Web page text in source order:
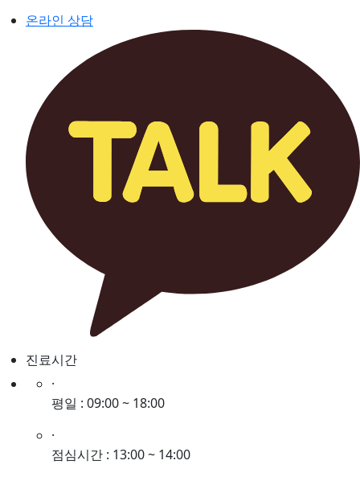
온라인 상담
진료시간
·
평일 : 09:00 ~ 18:00
·
점심시간 : 13:00 ~ 14:00